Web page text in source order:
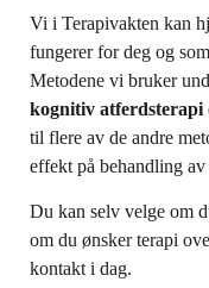
Vi i Terapivakten kan
fungerer for deg og
Metodene vi bruker
kognitiv atferdsterapi
til flere av de andre
effekt på behandling av
Du kan selv velge om
om du ønsker terapi
kontakt i dag.